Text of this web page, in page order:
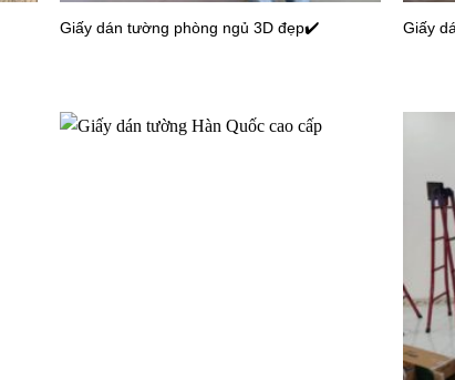
Giấy dán tường phòng ngủ 3D đẹp✔️ Giấy